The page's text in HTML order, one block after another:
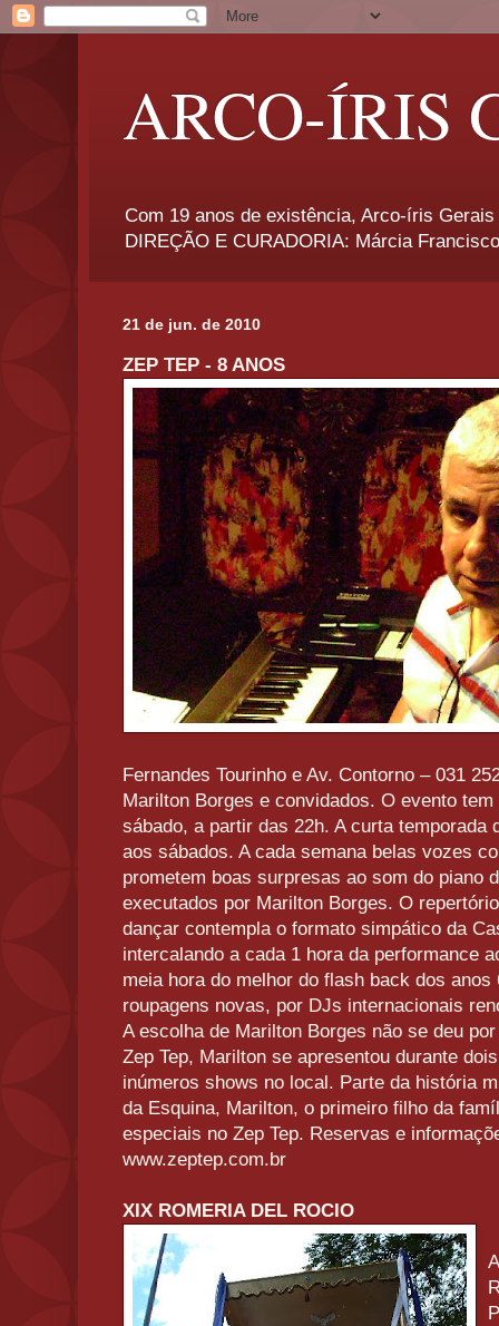
ARCO-ÍRIS
Com 19 anos de existência, Arco-íris
DIREÇÃO E CURADORIA: Márcia
21 de jun. de 2010
ZEP TEP - 8 ANOS
Fernandes Tourinho e Av. Contorno – 031
Marilton Borges e convidados. O evento
sábado, a partir das 22h. A curta temporada
aos sábados. A cada semana belas vozes
prometem boas surpresas ao som do piano
executados por Marilton Borges. O
dançar contempla o formato simpático da
intercalando a cada 1 hora da performance
meia hora do melhor do flash back dos
roupagens novas, por DJs internacionais
A escolha de Marilton Borges não se deu
Zep Tep, Marilton se apresentou durante
inúmeros shows no local. Parte da história
da Esquina, Marilton, o primeiro filho da
especiais no Zep Tep. Reservas e
www.zeptep.com.br
XIX ROMERIA DEL ROCIO